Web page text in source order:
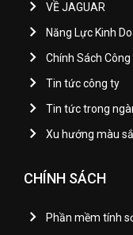
VỀ JAGUAR
Năng Lực Kinh
Chính Sách Công
Tin tức công ty
Tin tức trong
Xu hướng màu
CHÍNH SÁCH
Phần mềm tính